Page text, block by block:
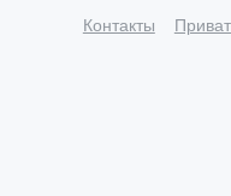
Контакты